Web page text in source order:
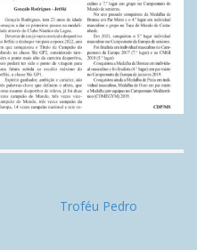
Troféu Pedro